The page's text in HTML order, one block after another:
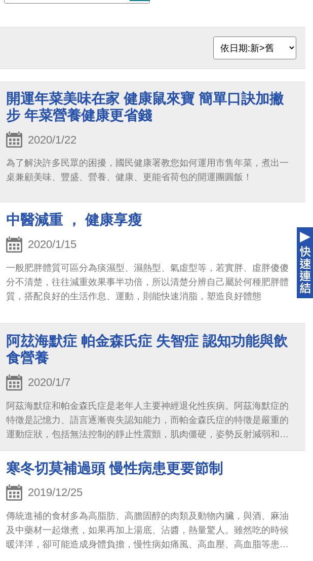
開運年菜美味在家 健康鼠來寶 簡單口訣加撇
步 年菜營養健康更省錢
2020/1/22
為了解決許多民眾的困擾，國民健康署教您如何運用市售年菜，煮出一
桌兼顧美味、豐盛、營養、健康、更能省荷包的開運團圓飯！
中醫減重 ， 健康享瘦
2020/1/15
一般肥胖體質可區分為痰濕型、濕熱型、氣虛型等，若實胖、虛胖傻傻
分不清楚，往往減重效果事半功倍，所以清楚分辨自己屬於何種肥胖體
質，搭配良好的生活作息、運動，則能快速消脂，塑造良好體態
阿玆海默症 帕金森氏症 失智症 認知功能與飲
食營養
2020/1/7
阿茲海默症和帕金森氏症是老年人主要神經退化性疾病。阿茲海默症的
特徵是記憶力、語言逐漸喪失認知能力，而帕金森氏症的特徵是嚴重的
運動症狀，包括無法控制的靜止性震顫，肌肉僵硬，姿勢反射減弱和運
寒冬切莫補過頭 慢性病患更要節制
2019/12/25
傳統進補的食材多為高脂肪、高膽固醇的肉類及動物內臟，與酒、麻油
及中藥材一起燉煮，如果再加上湯底、沾醬，熱量驚人。雖然吃的時候
暖洋洋，卻可能造成身體負擔，慢性病如痛風、高血壓、高血脂等患者